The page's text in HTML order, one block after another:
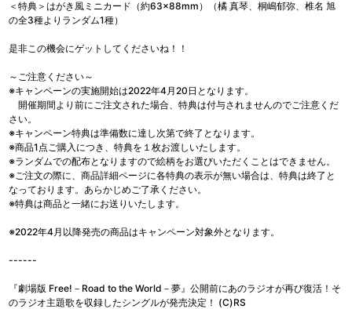
＜特典＞はがき風ミニカード（約63×88mm）（橘 真琴、桐嶋郁弥、椎名 旭
の全3種よりランダム1種）
是非この機会にゲットしてくださいね！！
～ご注意ください～
※キャンペーンの実施開始は2022年4月20日となります。
開催期間より前にご注文された場合、特典は付与されませんのでご注意くだ
さい。
※キャンペーン特典は準備数に達し次第で終了となります。
※商品1点ご購入につき、特典を１枚お渡しいたします。
※ランダムでの配布となりますので絵柄をお選びいただくことはできません。
※ご注文の際に、商品詳細ページに各特典の表示が無い場合は、特典は終了と
なっております。あらかじめご了承ください。
※特典は商品と一緒にお送りいたします。
※2022年4月以降発売の商品はキャンペーン対象外となります。
------
『劇場版 Free!－Road to the World－夢』公開前にあのラジオが再び復活！そ
のラジオ主題歌を収録したシングルが発売決定！ (C)RS